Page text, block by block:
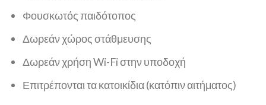
Φουσκωτός παιδότοπος
Δωρεάν χώρος στάθμευσης
Δωρεάν χρήση Wi-Fi στην υποδοχή
Επιτρέπονται τα κατοικίδια (κατόπιν αιτήματος)